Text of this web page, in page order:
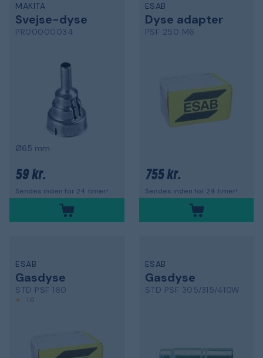
MAKITA
Svejse-dyse
PR00000034
Ø65 mm
59 kr.
Sendes inden for 24 timer!
ESAB
Dyse adapter
PSF 250 M6
755 kr.
Sendes inden for 24 timer!
ESAB
Gasdyse
STD PSF 160
1,0
ESAB
Gasdyse
STD PSF 305/315/410W